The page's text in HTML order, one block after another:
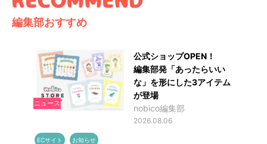
編集部おすすめ
ニュース
公式ショップOPEN！
編集部発「あったらいい
な」を形にした3アイテム
が登場
nobico編集部
2026.08.06
ECサイト お知らせ